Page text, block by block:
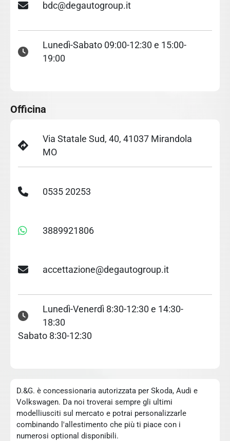
bdc@degautogroup.it
Lunedì-Sabato 09:00-12:30 e 15:00-
19:00
Officina
Via Statale Sud, 40, 41037 Mirandola
MO
0535 20253
3889921806
accettazione@degautogroup.it
Lunedì-Venerdì 8:30-12:30 e 14:30-
18:30
Sabato 8:30-12:30
D.&G. è concessionaria autorizzata per Skoda, Audi e
Volkswagen. Da noi troverai sempre gli ultimi
modelliusciti sul mercato e potrai personalizzarle
combinando l'allestimento che più ti piace con i
numerosi optional disponibili.